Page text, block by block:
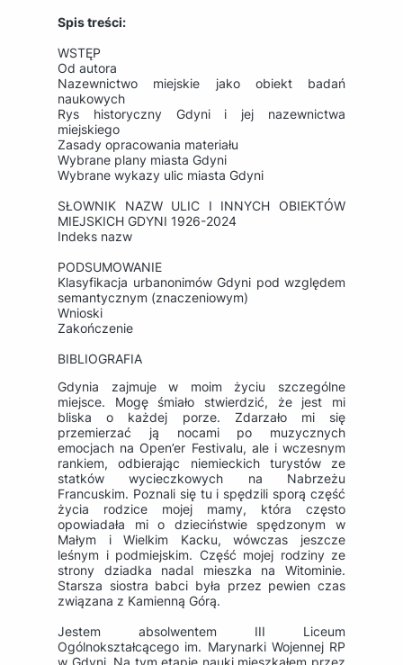
Spis treści:
WSTĘP
Od autora
Nazewnictwo miejskie jako obiekt badań
naukowych
Rys historyczny Gdyni i jej nazewnictwa
miejskiego
Zasady opracowania materiału
Wybrane plany miasta Gdyni
Wybrane wykazy ulic miasta Gdyni
SŁOWNIK NAZW ULIC I INNYCH OBIEKTÓW
MIEJSKICH GDYNI 1926-2024
Indeks nazw
PODSUMOWANIE
Klasyfikacja urbanonimów Gdyni pod względem
semantycznym (znaczeniowym)
Wnioski
Zakończenie
BIBLIOGRAFIA
Gdynia zajmuje w moim życiu szczególne
miejsce. Mogę śmiało stwierdzić, że jest mi
bliska o każdej porze. Zdarzało mi się
przemierzać ją nocami po muzycznych
emocjach na Open’er Festivalu, ale i wczesnym
rankiem, odbierając niemieckich turystów ze
statków wycieczkowych na Nabrzeżu
Francuskim. Poznali się tu i spędzili sporą część
życia rodzice mojej mamy, która często
opowiadała mi o dzieciństwie spędzonym w
Małym i Wielkim Kacku, wówczas jeszcze
leśnym i podmiejskim. Część mojej rodziny ze
strony dziadka nadal mieszka na Witominie.
Starsza siostra babci była przez pewien czas
związana z Kamienną Górą.
Jestem absolwentem III Liceum
Ogólnokształcącego im. Marynarki Wojennej RP
w Gdyni. Na tym etapie nauki mieszkałem przez